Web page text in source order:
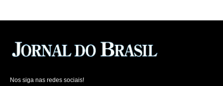
Nos siga nas redes sociais!